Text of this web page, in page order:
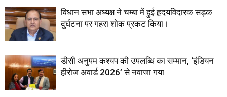
विधान सभा अध्यक्ष ने चम्बा में हुई हृदयविदारक सड़क
दुर्घटना पर गहरा शोक प्रकट किया।
डीसी अनुपम कश्यप की उपलब्धि का सम्मान, ‘इंडियन
हीरोज अवार्ड 2026’ से नवाजा गया